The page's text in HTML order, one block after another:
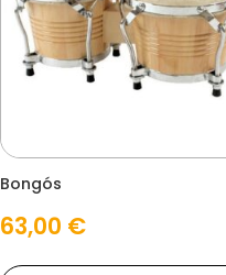
Bongós
63,00 €